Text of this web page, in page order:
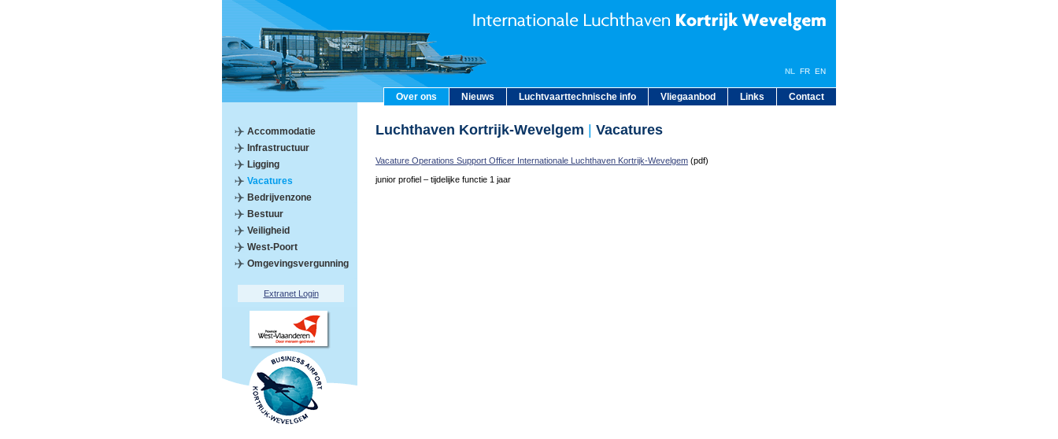
Over ons Nieuws Luchtvaarttechnische info Vliegaanbod Links Contact
NL FR EN
Accommodatie
Infrastructuur
Ligging
Vacatures
Bedrijvenzone
Bestuur
Veiligheid
West-Poort
Omgevingsvergunning
Extranet Login
Luchthaven Kortrijk-Wevelgem Vacatures
Vacature Operations Support Officer Internationale Luchthaven Kortrijk-Wevelgem (pdf)
junior profiel – tijdelijke functie 1 jaar